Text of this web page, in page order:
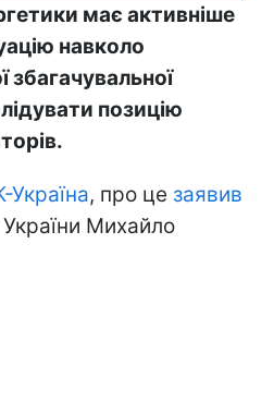
має активніше
навколо
збагачувальної
позицію
Україна, про це заявив
Михайло